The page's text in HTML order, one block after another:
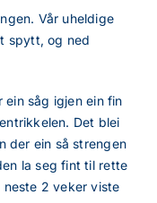
Vår uheldige
spytt, og ned
ein såg igjen ein fin
Det blei
der ein så strengen
la seg fint til rette
2 veker viste